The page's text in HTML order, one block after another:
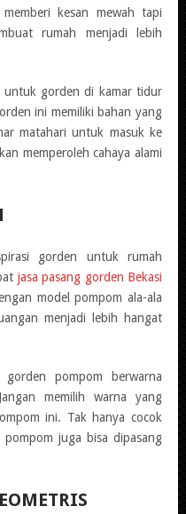
kesan mewah tapi
rumah menjadi lebih
untuk gorden di kamar tidur
ini memiliki bahan yang
matahari untuk masuk ke
memperoleh cahaya alami
gorden untuk rumah
jasa pasang gorden Bekasi
model pompom ala-ala
menjadi lebih hangat
pompom berwarna
memilih warna yang
ini. Tak hanya cocok
juga bisa dipasang